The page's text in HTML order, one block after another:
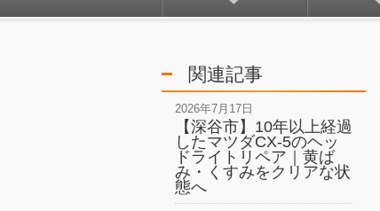
関連記事
2026年7月17日
【深谷市】10年以上経過
したマツダCX-5のヘッ
ドライトリペア｜黄ば
み・くすみをクリアな状
態へ